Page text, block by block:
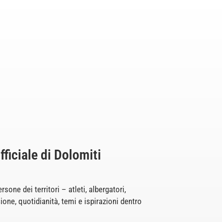
di Dolomiti
dei territori – atleti, albergatori,
quotidianità, temi e ispirazioni dentro